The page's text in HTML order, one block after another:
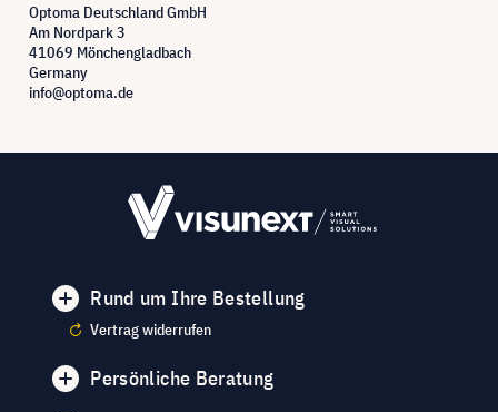
Optoma Deutschland GmbH
Am Nordpark 3
41069 Mönchengladbach
Germany
info@optoma.de
Rund um Ihre Bestellung
Vertrag widerrufen
Persönliche Beratung